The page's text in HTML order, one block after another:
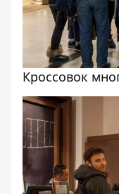
Кроссовок